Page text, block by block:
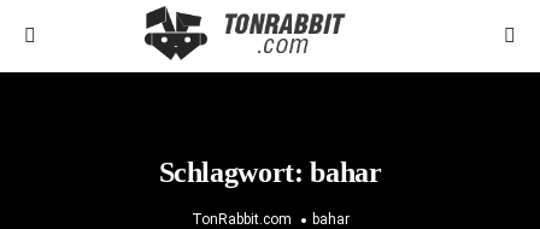
Schlagwort:bahar
TonRabbit.com bahar